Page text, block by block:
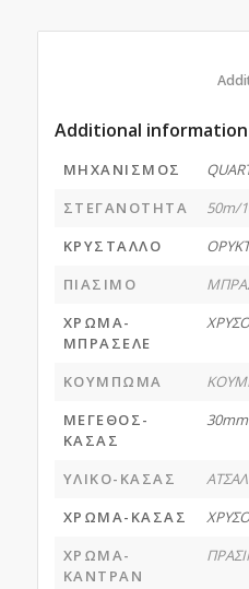
Additional information
ΜΗΧΑΝΙΣΜΟΣ
ΣΤΕΓΑΝΟΤΗΤΑ
50m/
ΚΡΥΣΤΑΛΛΟ
ΠΙΑΣΙΜΟ
ΧΡΩΜΑ-
ΜΠΡΑΣΕΛΕ
ΧΡΥΣΟ
ΚΟΥΜΠΩΜΑ
ΜΕΓΕΘΟΣ-
ΚΑΣΑΣ
30mm
ΥΛΙΚΟ-ΚΑΣΑΣ
ΧΡΩΜΑ-ΚΑΣΑΣ
ΧΡΥΣΟ
ΧΡΩΜΑ-
ΚΑΝΤΡΑΝ